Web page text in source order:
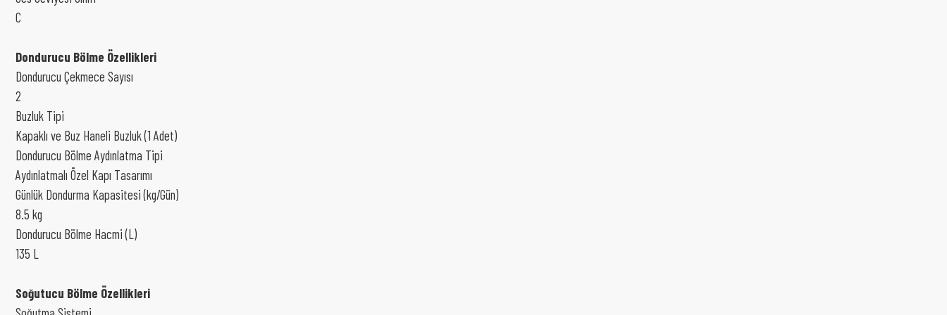
C
Dondurucu Bölme Özellikleri
Dondurucu Çekmece Sayısı
2
Buzluk Tipi
Kapaklı ve Buz Haneli Buzluk (1 Adet)
Dondurucu Bölme Aydınlatma Tipi
Aydınlatmalı Özel Kapı Tasarımı
Günlük Dondurma Kapasitesi (kg/Gün)
8.5 kg
Dondurucu Bölme Hacmi (L)
135 L
Soğutucu Bölme Özellikleri